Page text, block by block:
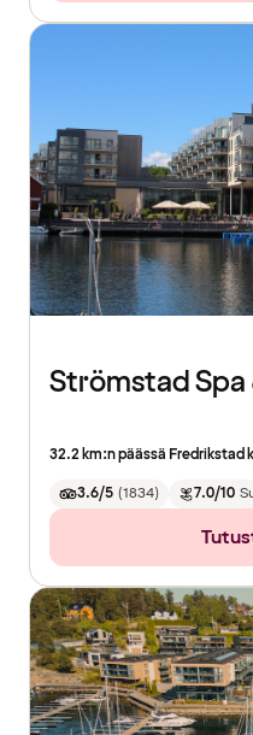
Strömstad Spa
32.2 km:n päässä Fredrikstad
3.6/5 (1834) 7.0/10